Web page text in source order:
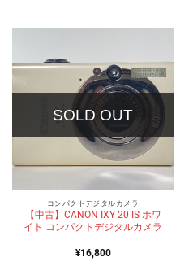
SOLD OUT
コンパクトデジタルカメラ
【中古】CANON IXY 20 IS ホワ
イト コンパクトデジタルカメラ
¥16,800